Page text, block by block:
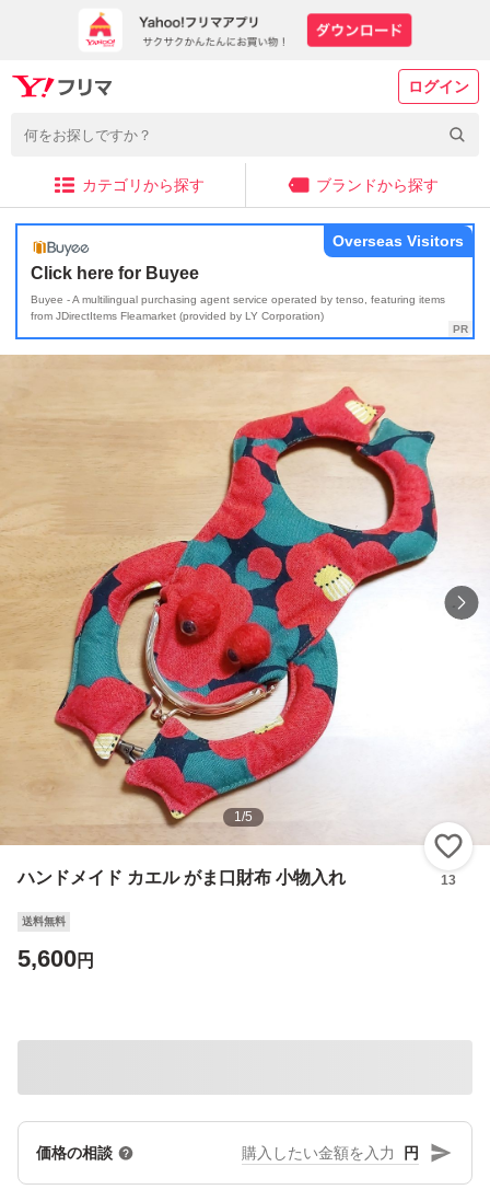
ログイン
カテゴリから探す ブランドから探す
Click here for Buyee
Buyee - A multilingual purchasing agent service operated by tenso, featuring items
from JDirectItems Fleamarket (provided by LY Corporation)
Overseas Visitors
1/5
ハンドメイド カエル がま口財布 小物入れ 13
送料無料
5,600円
価格の相談 円